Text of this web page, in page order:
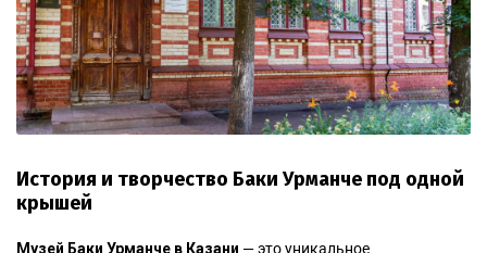
История и творчество Баки Урманче под одной
крышей
Музей Баки Урманче в Казани — это уникальное